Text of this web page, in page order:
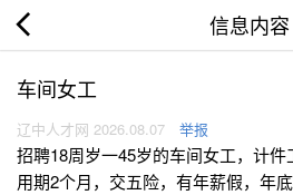
信息内容
车间女工
辽中人才网 2026.08.07 举报
招聘18周岁一45岁的车间女工，计
用期2个月，交五险，有年薪假，年